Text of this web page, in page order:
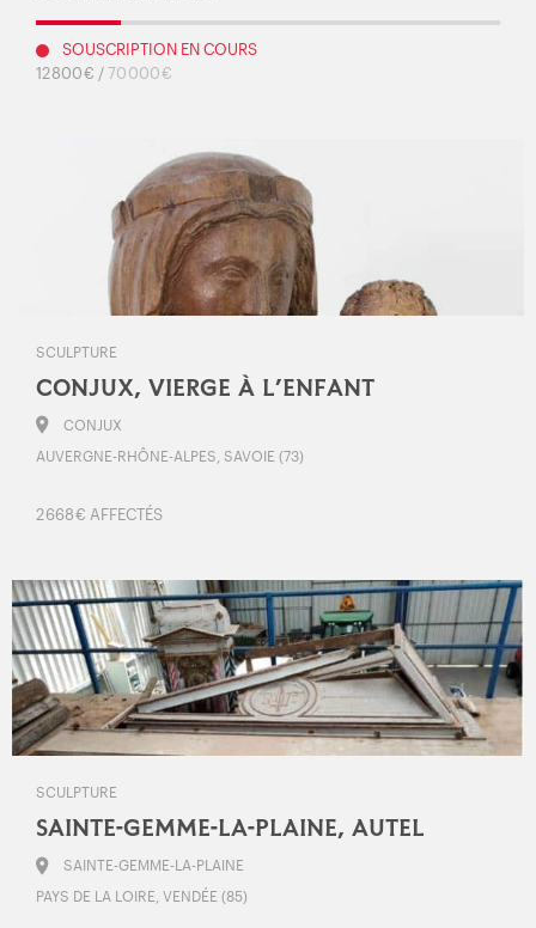
SOUSCRIPTION EN COURS
12 800 € /70 000 €
SCULPTURE
CONJUX, VIERGE À L’ENFANT
CONJUX
AUVERGNE-RHÔNE-ALPES, SAVOIE (73)
2 668 € AFFECTÉS
SCULPTURE
SAINTE-GEMME-LA-PLAINE, AUTEL
SAINTE-GEMME-LA-PLAINE
PAYS DE LA LOIRE, VENDÉE (85)